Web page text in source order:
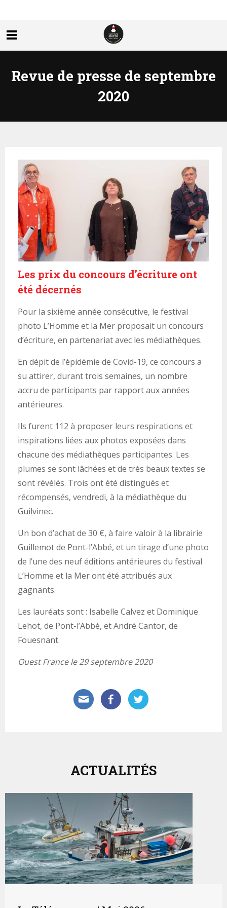
Revue de presse de septembre
2020
Les prix du concours d’écriture ont
été décernés
Pour la sixième année consécutive, le festival
photo L’Homme et la Mer proposait un concours
d’écriture, en partenariat avec les médiathèques.
En dépit de l’épidémie de Covid-19, ce concours a
su attirer, durant trois semaines, un nombre
accru de participants par rapport aux années
antérieures.
Ils furent 112 à proposer leurs respirations et
inspirations liées aux photos exposées dans
chacune des médiathèques participantes. Les
plumes se sont lâchées et de très beaux textes se
sont révélés. Trois ont été distingués et
récompensés, vendredi, à la médiathèque du
Guilvinec.
Un bon d’achat de 30 €, à faire valoir à la librairie
Guillemot de Pont-l’Abbé, et un tirage d’une photo
de l’une des neuf éditions antérieures du festival
L’Homme et la Mer ont été attribués aux
gagnants.
Les lauréats sont : Isabelle Calvez et Dominique
Lehot, de Pont-l’Abbé, et André Cantor, de
Fouesnant.
Ouest France le 29 septembre 2020
ACTUALITÉS